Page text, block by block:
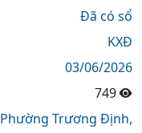
Đã có sổ
KXĐ
03/06/2026
749
Phường Trương Định,